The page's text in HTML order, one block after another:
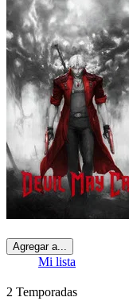
Agregar a...
Mi lista
2 Temporadas